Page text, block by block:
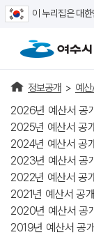
이 누리집은 대
정보공개 > 예
2026년 예산서 공
2025년 예산서 공
2024년 예산서 공
2023년 예산서 공
2022년 예산서 공
2021년 예산서 공개
2020년 예산서 공
2019년 예산서 공